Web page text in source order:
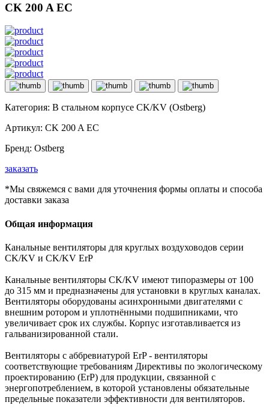
CK 200 A EC
Категория: В стальном корпусе CK/KV (Ostberg)
Артикул: CK 200 A EC
Бренд: Ostberg
заказать
*Мы свяжемся с вами для уточнения формы оплаты и способа
доставки заказа
Общая информация
Канальные вентиляторы для круглых воздуховодов серии
CK/KV и CK/KV ErP
Канальные вентиляторы CK/KV имеют типоразмеры от 100
до 315 мм и предназначены для установки в круглых каналах.
Вентиляторы оборудованы асинхронными двигателями с
внешним ротором и уплотнёнными подшипниками, что
увеличивает срок их службы. Корпус изготавливается из
гальванизированной стали.
Вентиляторы с аббревиатурой ErP - вентиляторы
соответствующие требованиям Директивы по экологическому
проектированию (ErP) для продукции, связанной с
энергопотреблением, в которой установлены обязательные
предельные показатели эффективности для вентиляторов.